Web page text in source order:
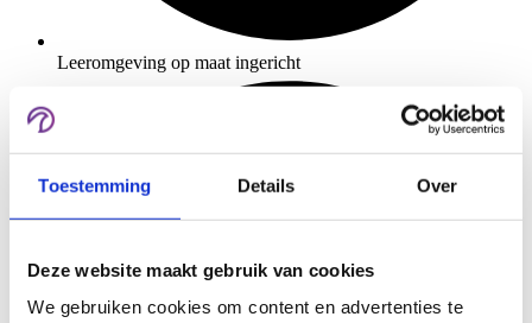
Toestemming Details Over
Deze website maakt gebruik van cookies
We gebruiken cookies om content en advertenties te
Leeromgeving op maat ingericht